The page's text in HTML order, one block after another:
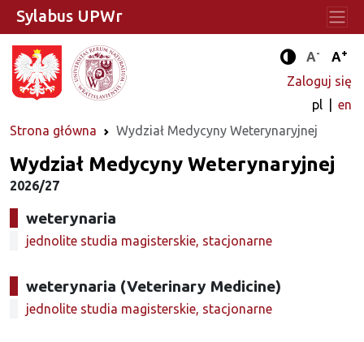
Tryb
A- A+
Zaloguj się
pl
en
Strona główna
Wydział Medycyny Weterynaryjnej
Sylabus UPWr
Wydział Medycyny Weterynaryjnej
2026/27
weterynaria
jednolite studia magisterskie, stacjonarne
weterynaria (Veterinary Medicine)
jednolite studia magisterskie, stacjonarne